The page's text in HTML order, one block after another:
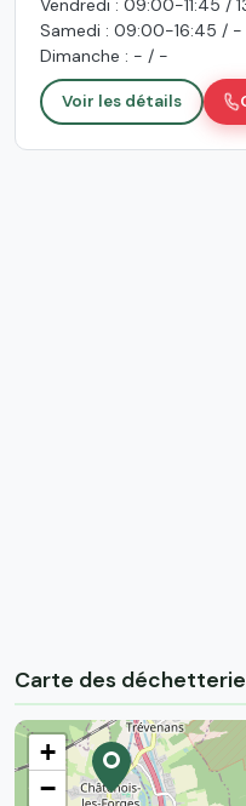
Vendredi : 09:00-11:45 /
Samedi : 09:00-16:45 / -
Dimanche : - / -
Voir les détails
Carte des
+
−